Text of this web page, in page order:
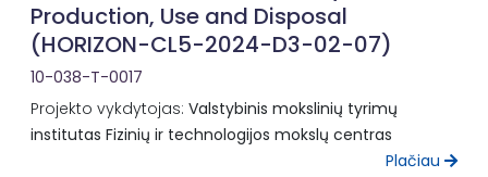
Production, Use and Disposal
(HORIZON-CL5-2024-D3-02-07)
10-038-T-0017
Projekto vykdytojas: Valstybinis mokslinių tyrimų
institutas Fizinių ir technologijos mokslų centras
Plačiau